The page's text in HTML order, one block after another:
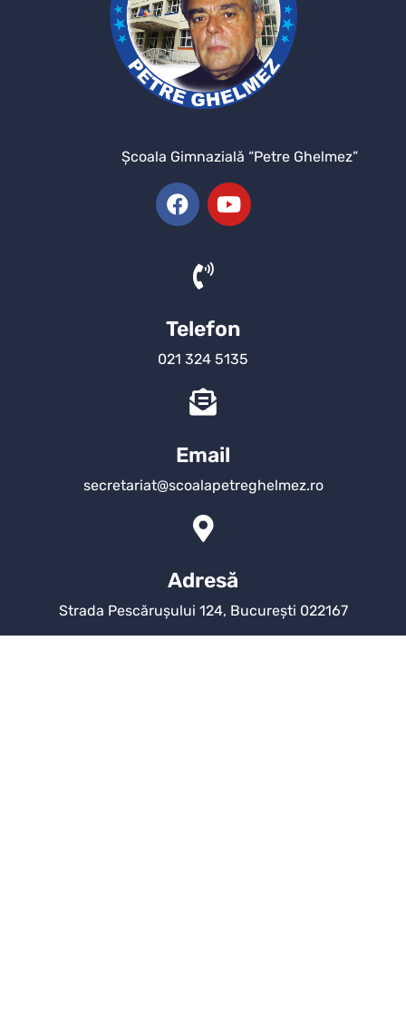
Şcoala Gimnazială “Petre Ghelmez”
Telefon
021 324 5135
Email
secretariat@scoalapetreghelmez.ro
Adresă
Strada Pescărușului 124, București 022167